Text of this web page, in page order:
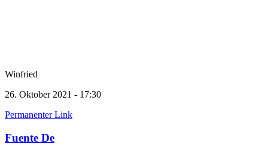
Winfried
26. Oktober 2021 - 17:30
Permanenter Link
Fuente De